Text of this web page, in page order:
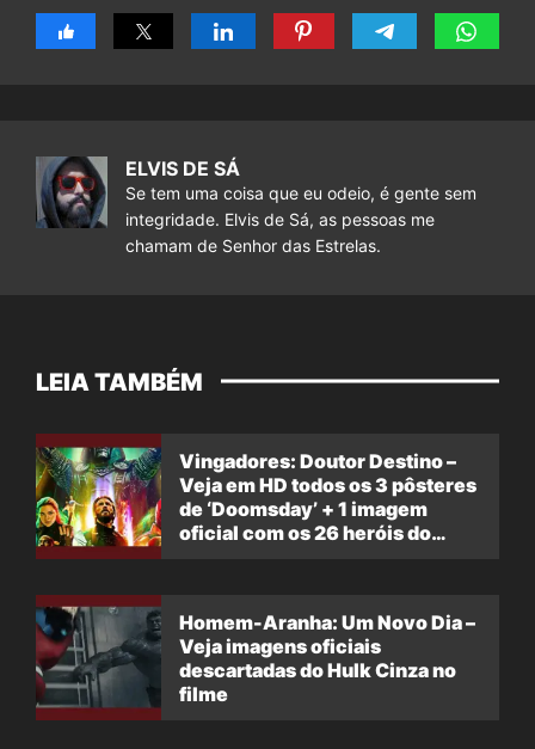
ELVIS DE SÁ
Se tem uma coisa que eu odeio, é gente sem
integridade. Elvis de Sá, as pessoas me
chamam de Senhor das Estrelas.
LEIA TAMBÉM
Vingadores: Doutor Destino –
Veja em HD todos os 3 pôsteres
de ‘Doomsday’ + 1 imagem
oficial com os 26 heróis do
Homem-Aranha: Um Novo Dia –
Veja imagens oficiais
descartadas do Hulk Cinza no
filme